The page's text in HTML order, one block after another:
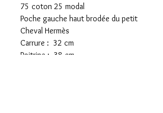
75 coton 25 modal
Poche gauche haut brodée du petit
Cheval Hermès
Carrure : 32 cm
Poitrine : 38 cm